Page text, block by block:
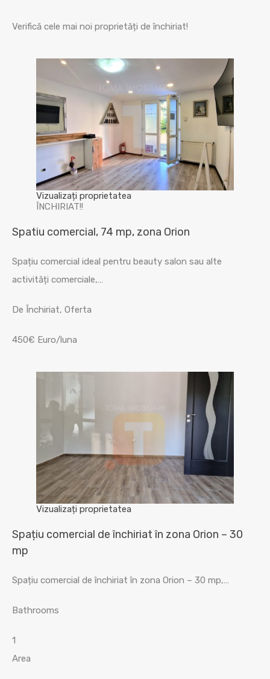
Verifică cele mai noi proprietăți de închiriat!
Vizualizați proprietatea
ÎNCHIRIAT!!
Spatiu comercial, 74 mp, zona Orion
Spațiu comercial ideal pentru beauty salon sau alte
activități comerciale,…
De Închiriat, Oferta
450€ Euro/luna
Vizualizați proprietatea
Spațiu comercial de închiriat în zona Orion – 30
mp
Spațiu comercial de închiriat în zona Orion – 30 mp,…
Bathrooms
1
Area